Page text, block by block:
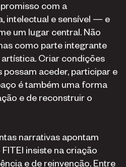
com a
intelectual e sensível — e
um lugar central. Não
como parte integrante
Criar condições
possam aceder, participar e
é também uma forma
e de reconstruir o
narrativas apontam
insiste na criação
e de reinvenção. Entre